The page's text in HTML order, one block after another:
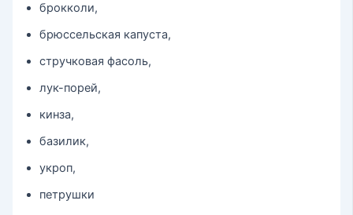
брокколи,
брюссельская капуста,
стручковая фасоль,
лук-порей,
кинза,
базилик,
укроп,
петрушки